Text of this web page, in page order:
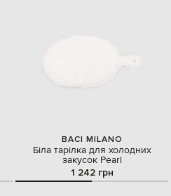
BACI MILANO
Біла тарілка для холодних
закусок Pearl
1 242 грн